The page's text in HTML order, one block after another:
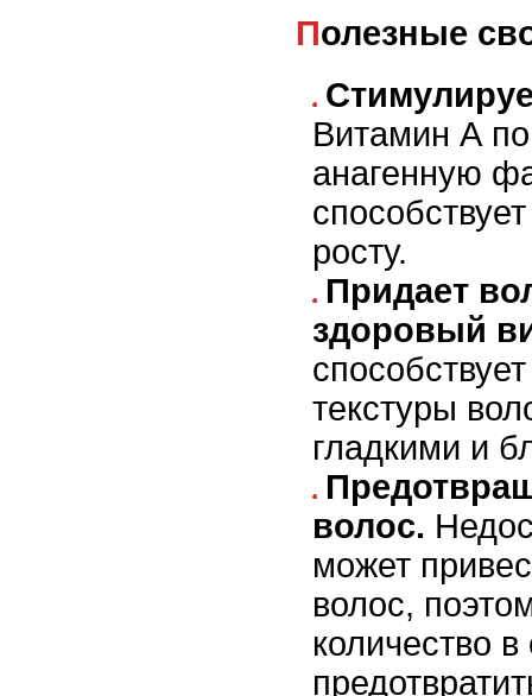
Полезные
Витамин А
анагенную
росту.
Придает
здоровый
текстуры
гладкими и
волос.
может
волос,
количество